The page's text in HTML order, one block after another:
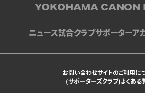
YOKOHAMA CANON
ニュース試合クラブサポーターア
お問い合わせサイトのご利用に
(サポーターズクラブ)よくある